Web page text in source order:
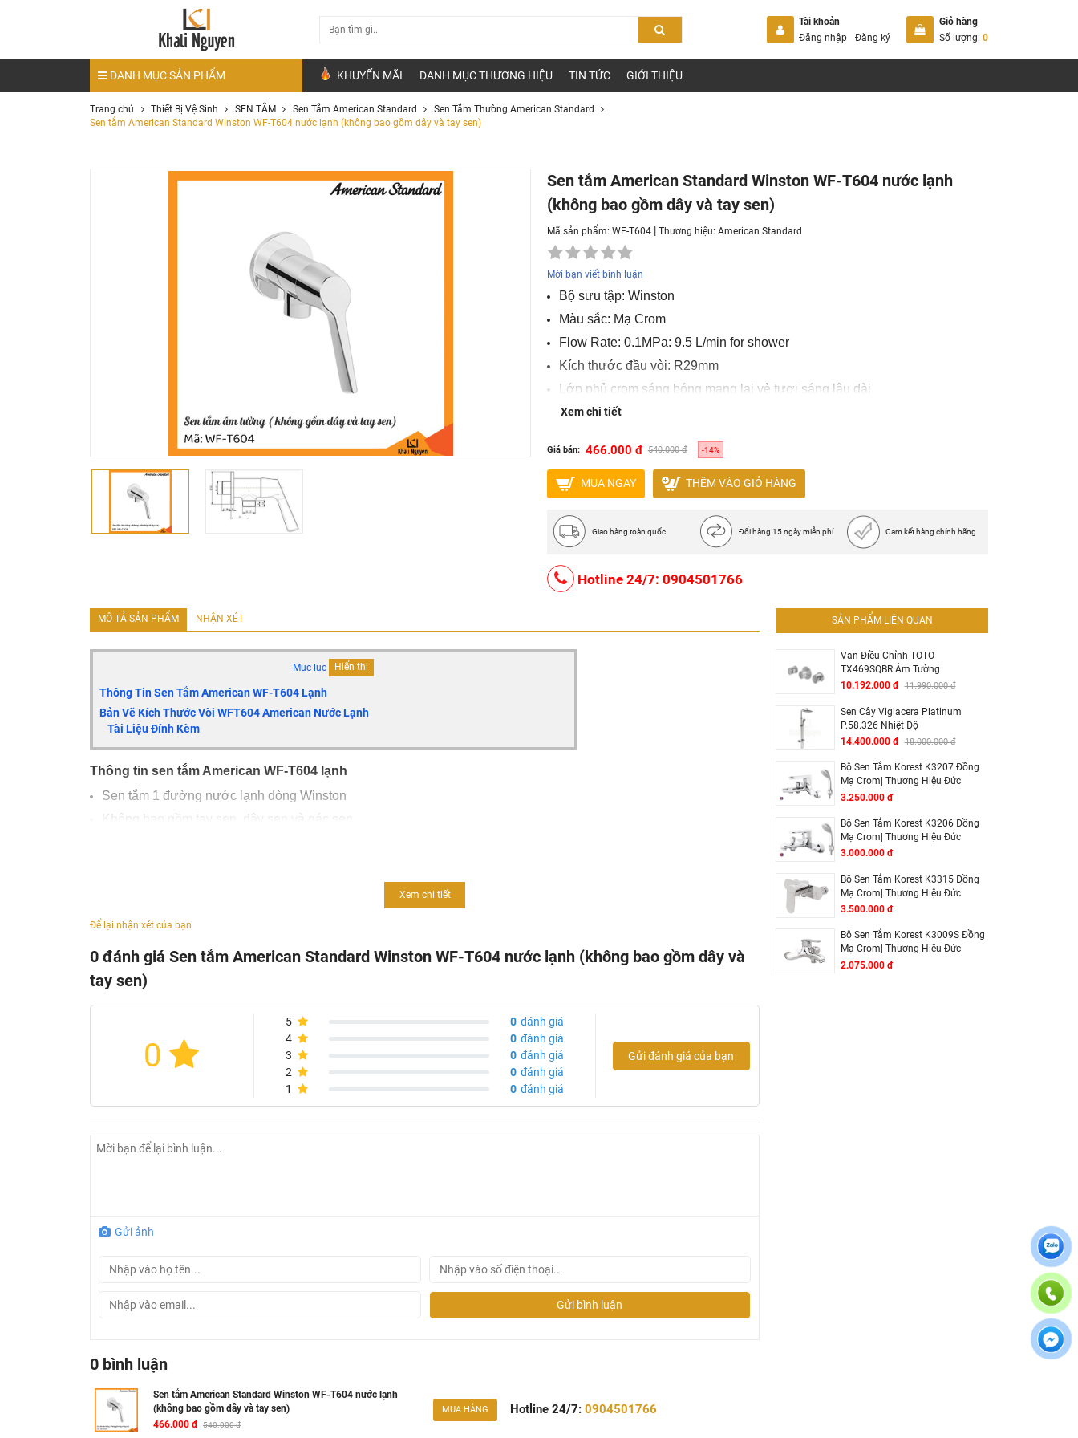
Tài khoản
Đăng nhập
Đăng ký
Giỏ hàng
Số lượng: 0
DANH MỤC SẢN PHẨM KHUYẾN MÃI DANH MỤC THƯƠNG HIỆU TIN TỨC GIỚI THIỆU
Trang chủ Thiết Bị Vệ Sinh SEN TẮM Sen Tắm American Standard
Sen Tắm Thường American Standard
Sen tắm American Standard Winston WF-T604 nước lạnh (không bao gồm dây và tay sen)
Sen tắm American Standard Winston WF-T604 nước lạnh
(không bao gồm dây và tay sen)
Mã sản phẩm: WF-T604 |Thương hiệu:American Standard
Mời bạn viết bình luận
Bộ sưu tập: Winston
Màu sắc: Mạ Crom
Flow Rate: 0.1MPa: 9.5 L/min for shower
Kích thước đầu vòi: R29mm
Lớp phủ crom sáng bóng mang lại vẻ tươi sáng lâu dài
Bảo hành 2 năm
Xem chi tiết
Giá bán: 466.000 đ 540.000 đ -14%
MUA NGAY THÊM VÀO GIỎ HÀNG
Giao hàng toàn quốc Đổi hàng 15 ngày miễn phí Cam kết hàng chính hãng
Hotline 24/7: 0904501766
MÔ TẢ SẢN PHẨM NHẬN XÉT
Mục lục Hiển thị
Thông Tin Sen Tắm American WF-T604 Lạnh
Bản Vẽ Kích Thước Vòi WFT604 American Nước Lạnh
Tài Liệu Đính Kèm
Thông tin sen tắm American WF-T604 lạnh
Sen tắm 1 đường nước lạnh dòng Winston
Không bao gồm tay sen, dây sen và gác sen
Xem chi tiết
Để lại nhận xét của bạn
0 đánh giá Sen tắm American Standard Winston WF-T604 nước lạnh (không bao gồm dây và
tay sen)
0
5 0 đánh giá
4
0 đánh giá
3
0 đánh giá
2
0 đánh giá
1
0 đánh giá
Gửi đánh giá của bạn
Gửi ảnh
Gửi bình luận
0 bình luận
Sen tắm American Standard Winston WF-T604 nước lạnh
(không bao gồm dây và tay sen)
466.000 đ
540.000 đ
MUA HÀNG Hotline 24/7:0904501766
SẢN PHẨM LIÊN QUAN
Van Điều Chỉnh TOTO
TX469SQBR Âm Tường
10.192.000 đ 11.990.000 đ
Sen Cây Viglacera Platinum
P.58.326 Nhiệt Độ
14.400.000 đ 18.000.000 đ
Bộ Sen Tắm Korest K3207 Đồng
Mạ Crom| Thương Hiệu Đức
3.250.000 đ
Bộ Sen Tắm Korest K3206 Đồng
Mạ Crom| Thương Hiệu Đức
3.000.000 đ
Bộ Sen Tắm Korest K3315 Đồng
Mạ Crom| Thương Hiệu Đức
3.500.000 đ
Bộ Sen Tắm Korest K3009S Đồng
Mạ Crom| Thương Hiệu Đức
2.075.000 đ